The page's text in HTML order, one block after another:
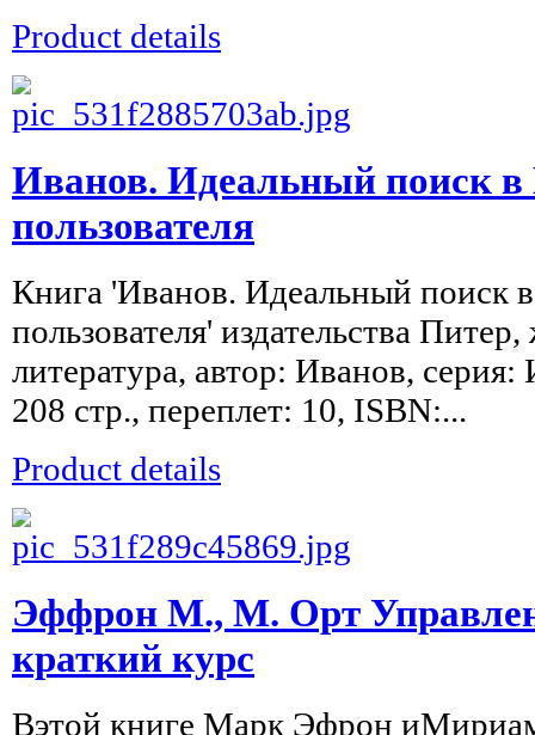
Product details
Иванов. Идеальный поиск в
пользователя
Книга 'Иванов. Идеальный поиск
пользователя' издательства
литература, автор: Иванов,
208 стр., переплет: 10, ISBN:...
Product details
Эффрон М., М. Орт
краткий курс
Вэтой книге Марк Эфрон